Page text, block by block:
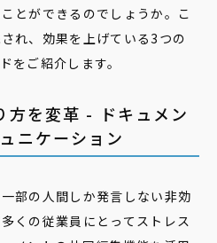
とができるのでしょうか。こ
れ、効果を上げている3つの
をご紹介します。
方を変革 - ドキュメン
ニケーション
部の人間しか発言しない非効
くの従業員にとってストレス